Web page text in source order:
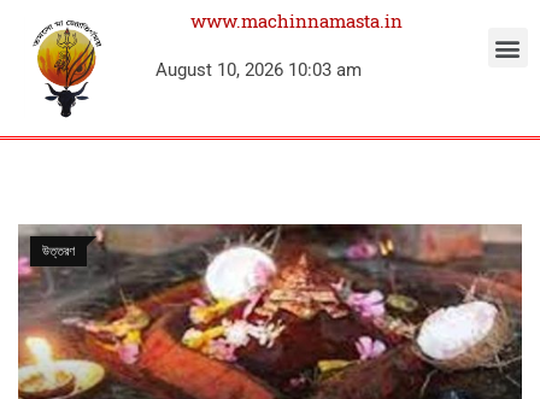
www.machinnamasta.in
August 10, 2026 10:03 am
উত্তরণ